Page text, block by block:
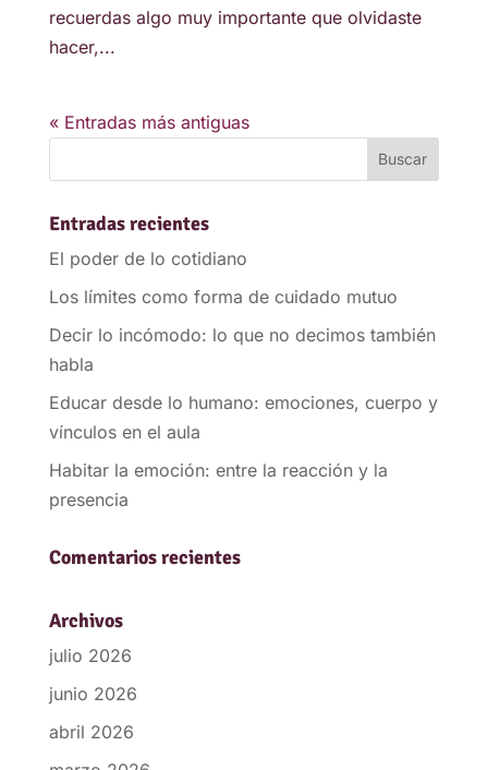
recuerdas algo muy importante que olvidaste
hacer,...
« Entradas más antiguas
Entradas recientes
El poder de lo cotidiano
Los límites como forma de cuidado mutuo
Decir lo incómodo: lo que no decimos también
habla
Educar desde lo humano: emociones, cuerpo y
vínculos en el aula
Habitar la emoción: entre la reacción y la
presencia
Comentarios recientes
Archivos
julio 2026
junio 2026
abril 2026